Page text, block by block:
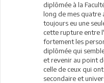
diplômée à la
long de mes quatre
toujours eu une
cette rupture entre
fortement les
diplômée qui
et revenir au point
celle de ceux qui
secondaire et